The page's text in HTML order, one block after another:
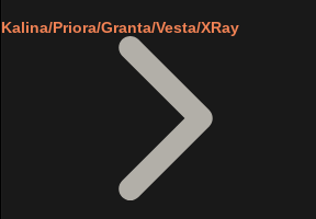
Kalina/Priora/Granta/Vesta/XRay